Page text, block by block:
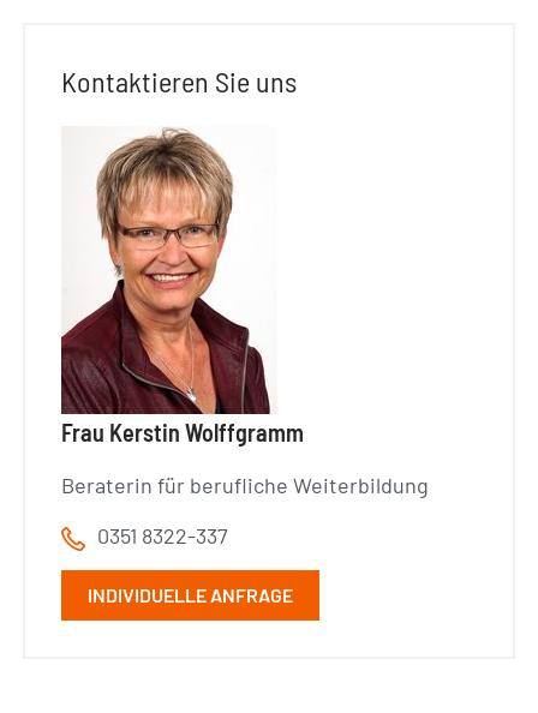
Kontaktieren Sie uns
Frau Kerstin Wolffgramm
Beraterin für berufliche Weiterbildung
0351 8322-337
INDIVIDUELLE ANFRAGE